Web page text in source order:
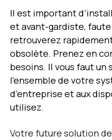
Il est important
et avant-gardiste, faute
retrouverez
obsolète. Prenez en
besoins. Il vous faut un
l’ensemble de votre
d’entreprise et aux
utilisez.
Votre future solution